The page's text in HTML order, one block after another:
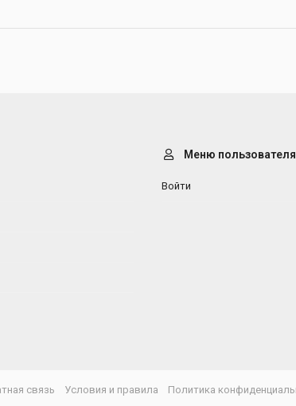
Меню пользователя
Войти
связь Условия и правила Политика